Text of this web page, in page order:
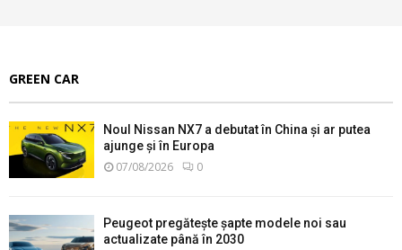
GREEN CAR
Noul Nissan NX7 a debutat în China și ar putea
ajunge și în Europa
07/08/2026 0
Peugeot pregătește șapte modele noi sau
actualizate până în 2030